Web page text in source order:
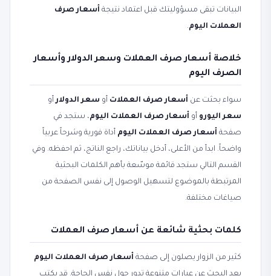
البيانات تبقى مسؤوليتك قبل اعتماد نتيجة أسعار صرف
العملات اليوم.
خلاصة أسعار صرف العملات وسعر الدولار وأسعار
الصرف اليوم
سواء بحثت عن أسعار صرف العملات أو سعر الدولارأو
سعر اليورو أو أسعار صرف العملات اليوم، ستجد في
صفحة أسعار صرف العملات اليوم أداة فورية وشرحاً عربياً
واضحاً. ابدأ من الأعلى، أدخل بياناتك، راجع الناتج، ثم احفظه. وفي
القسم التالي ستجد قائمة موسّعة بأهم الكلمات البحثية
المرتبطة بالموضوع لتسهيل الوصول إلى نفس الصفحة من
صياغات مختلفة.
كلمات بحثية شائعة عن أسعار صرف العملات
كثير من الزوار يصلون إلى صفحة أسعار صرف العملات اليوم
بعد البحث عن عبارات متنوعة تدور حول نفس الحاجة. قد يكتب